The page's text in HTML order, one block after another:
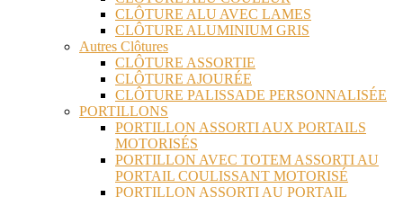
CLÔTURE ALU AVEC LAMES
CLÔTURE ALUMINIUM GRIS
Autres Clôtures
CLÔTURE ASSORTIE
CLÔTURE AJOURÉE
CLÔTURE PALISSADE PERSONNALISÉE
PORTILLONS
PORTILLON ASSORTI AUX PORTAILS
MOTORISÉS
PORTILLON AVEC TOTEM ASSORTI AU
PORTAIL COULISSANT MOTORISÉ
PORTILLON ASSORTI AU PORTAIL